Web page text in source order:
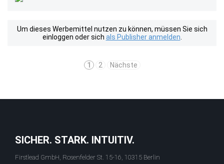
Um dieses Werbemittel nutzen zu können, müssen Sie sich
einloggen oder sich als Publisher anmelden
1 2 Nächste
SICHER. STARK. INTUITIV.
Firstlead GmbH, Rosenfelder St. 15-16, 10315 Berlin